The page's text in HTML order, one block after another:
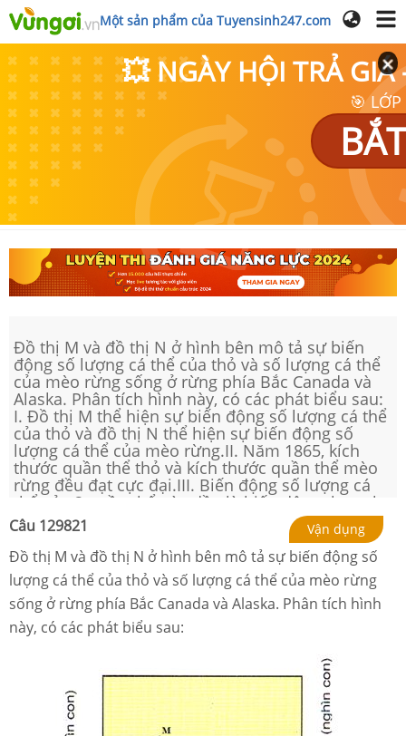
Một sản phẩm của Tuyensinh247.com
💥 NGÀY HỘI TRẢ GIÁ
🎯
Đồ thị M và đồ thị N ở hình bên mô tả sự biến
động số lượng cá thể của thỏ và số lượng cá thể
của mèo rừng sống ở rừng phía Bắc Canada và
Alaska. Phân tích hình này, có các phát biểu sau:
I. Đồ thị M thể hiện sự biến động số lượng cá thể
của thỏ và đồ thị N thể hiện sự biến động số
lượng cá thể của mèo rừng.II. Năm 1865, kích
thước quần thể thỏ và kích thước quần thể mèo
rừng đều đạt cực đại.III. Biến động số lượng cá
thể của 2 quần thể này đều là biến động theo chu
kì.IV. Sự tăng trưởng của quần thể thỏ và sự tăng
trưởng của quần thể mèo rừng có ảnh hưởng lẫn
nhau.Trong các phát biểu trên, có bao nhiêu phát
biểu đúng?
Câu 129821 Vận dụng
Đồ thị M và đồ thị N ở hình bên mô tả sự biến động số
lượng cá thể của thỏ và số lượng cá thể của mèo rừng
sống ở rừng phía Bắc Canada và Alaska. Phân tích hình
này, có các phát biểu sau: